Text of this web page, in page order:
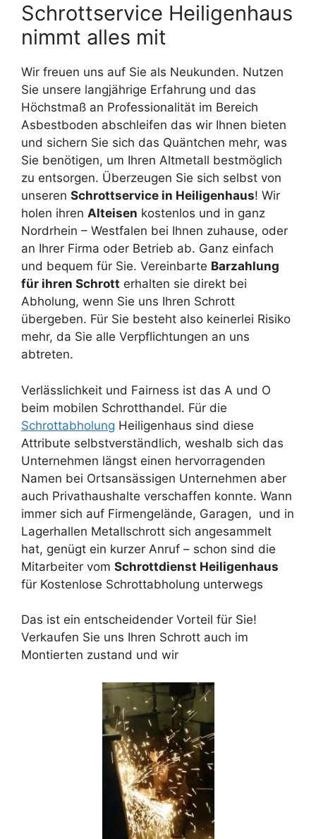
Schrottservice Heiligenhaus
nimmt alles mit
Wir freuen uns auf Sie als Neukunden. Nutzen
Sie unsere langjährige Erfahrung und das
Höchstmaß an Professionalität im Bereich
Asbestboden abschleifen das wir Ihnen bieten
und sichern Sie sich das Quäntchen mehr, was
Sie benötigen, um Ihren Altmetall bestmöglich
zu entsorgen. Überzeugen Sie sich selbst von
unseren Schrottservice in Heiligenhaus! Wir
holen ihren Alteisen kostenlos und in ganz
Nordrhein – Westfalen bei Ihnen zuhause, oder
an Ihrer Firma oder Betrieb ab. Ganz einfach
und bequem für Sie. Vereinbarte Barzahlung
für ihren Schrott erhalten sie direkt bei
Abholung, wenn Sie uns Ihren Schrott
übergeben. Für Sie besteht also keinerlei Risiko
mehr, da Sie alle Verpflichtungen an uns
abtreten.
Verlässlichkeit und Fairness ist das A und O
beim mobilen Schrotthandel. Für die
Schrottabholung Heiligenhaus sind diese
Attribute selbstverständlich, weshalb sich das
Unternehmen längst einen hervorragenden
Namen bei Ortsansässigen Unternehmen aber
auch Privathaushalte verschaffen konnte. Wann
immer sich auf Firmengelände, Garagen, und in
Lagerhallen Metallschrott sich angesammelt
hat, genügt ein kurzer Anruf – schon sind die
Mitarbeiter vom Schrottdienst Heiligenhaus
für Kostenlose Schrottabholung unterwegs
Das ist ein entscheidender Vorteil für Sie!
Verkaufen Sie uns Ihren Schrott auch im
Montierten zustand und wir